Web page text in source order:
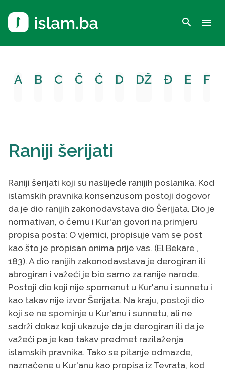
search menu
A B C Č Ć D DŽ Đ E F
Raniji šerijati
Raniji šerijati koji su naslijeđe ranijih poslanika. Kod
islamskih pravnika konsenzusom postoji dogovor
da je dio ranijih zakonodavstava dio Šerijata. Dio je
normativan, o čemu i Kur'an govori na primjeru
propisa posta: O vjernici, propisuje vam se post
kao što je propisan onima prije vas. (El Bekare ,
183). A dio ranijih zakonodavstava je derogiran ili
abrogiran i važeći je bio samo za ranije narode.
Postoji dio koji nije spomenut u Kur'anu i sunnetu i
kao takav nije izvor Šerijata. Na kraju, postoji dio
koji se ne spominje u Kur'anu i sunnetu, ali ne
sadrži dokaz koji ukazuje da je derogiran ili da je
važeći pa je kao takav predmet razilaženja
islamskih pravnika. Tako se pitanje odmazde,
naznačene u Kur'anu kao propisa iz Tevrata, kod